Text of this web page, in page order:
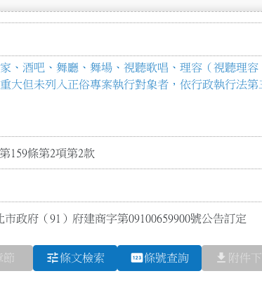
、酒吧、舞廳、舞場、視聽歌唱、理容（視聽理
大但未列入正俗專案執行對象者，依行政執行法
159條第2項第2款
市政府（91）府建商字第09100659900號公告訂定
節 tune條文檢索 pin條號查詢 file_download 附件